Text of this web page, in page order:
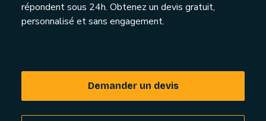
répondent sous 24h. Obtenez un devis gratuit,
personnalisé et sans engagement.
Demander un devis